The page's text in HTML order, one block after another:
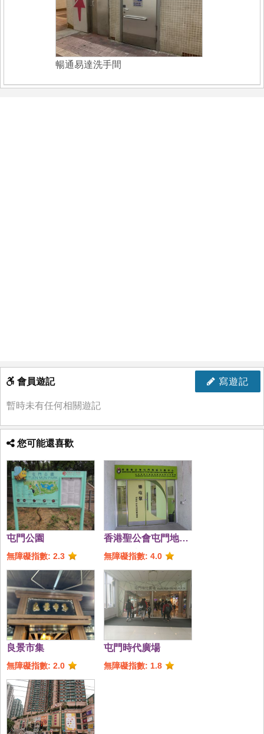
暢通易達洗手間
寫遊記
會員遊記
暫時未有任何相關遊記
您可能還喜歡
屯門公園
無障礙指數: 2.3
香港聖公會屯門地區
支援中心 - 樂屯聚
無障礙指數: 4.0
良景市集
無障礙指數: 2.0
屯門時代廣場
無障礙指數: 1.8